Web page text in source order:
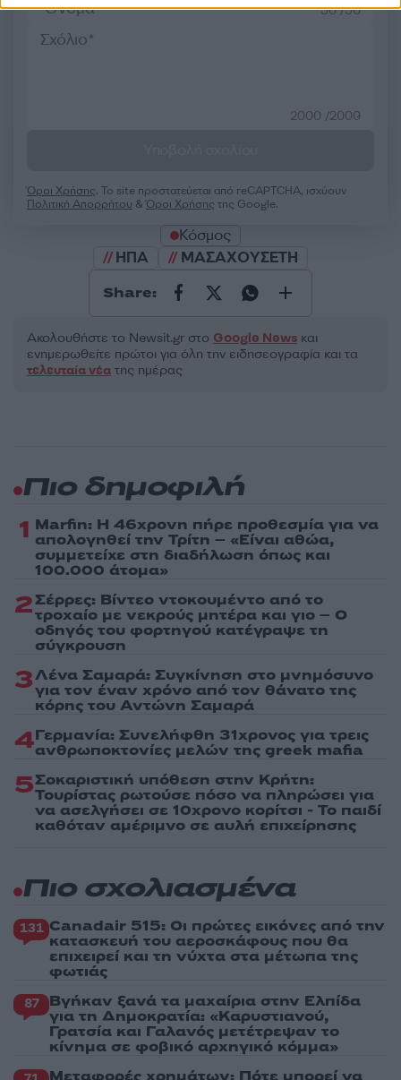
50 /50
2000 /2000
Όροι Χρήσης. Το site προστατεύεται από reCAPTCHA, ισχύουν
Πολιτική Απορρήτου &Όροι Χρήσης της Google.
Κόσμος
ΗΠΑ
ΜΑΣΑΧΟΥΣΕΤΗ
Share:
Ακολουθήστε το Νewsit.gr στο Google News και
ενημερωθείτε πρώτοι για όλη την ειδησεογραφία και τα
τελευταία νέα της ημέρας
Πιο δημοφιλή
1 Marfin: Η 46χρονη πήρε προθεσμία για να
απολογηθεί την Τρίτη – «Είναι αθώα,
συμμετείχε στη διαδήλωση όπως και
100.000 άτομα»
2Σέρρες: Βίντεο ντοκουμέντο από το
τροχαίο με νεκρούς μητέρα και γιο – Ο
οδηγός του φορτηγού κατέγραψε τη
σύγκρουση
3Λένα Σαμαρά: Συγκίνηση στο μνημόσυνο
για τον έναν χρόνο από τον θάνατο της
κόρης του Αντώνη Σαμαρά
4Γερμανία: Συνελήφθη 31χρονος για τρεις
ανθρωποκτονίες μελών της greek mafia
5Σοκαριστική υπόθεση στην Κρήτη:
Τουρίστας ρωτούσε πόσο να πληρώσει για
να ασελγήσει σε 10χρονο κορίτσι - Το παιδί
καθόταν αμέριμνο σε αυλή επιχείρησης
Πιο σχολιασμένα
131 Canadair 515: Οι πρώτες εικόνες από την
κατασκευή του αεροσκάφους που θα
επιχειρεί και τη νύχτα στα μέτωπα της
φωτιάς
87 Βγήκαν ξανά τα μαχαίρια στην Ελπίδα
για τη Δημοκρατία: «Καρυστιανού,
Γρατσία και Γαλανός μετέτρεψαν το
κίνημα σε φοβικό αρχηγικό κόμμα»